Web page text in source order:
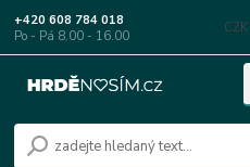
+420 608 784 018
Po - Pá 8.00 - 16.00